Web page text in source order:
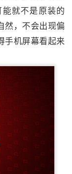
就不是原装的
然，不会出现偏
手机屏幕看起来